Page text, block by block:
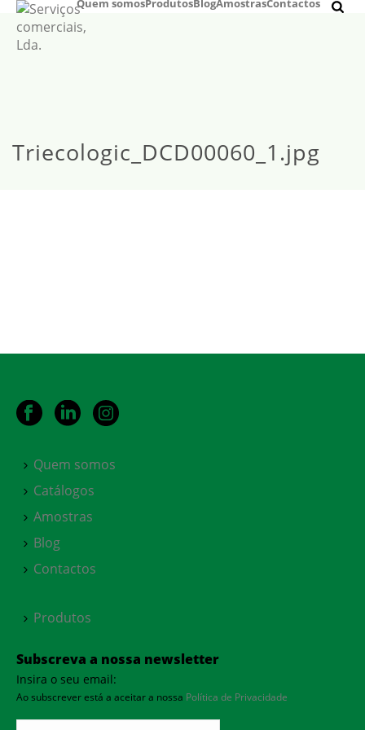
Quem somosProdutosBlogAmostrasContactos
Triecologic_DCD00060_1.jpg
Quem somos
Catálogos
Amostras
Blog
Contactos
Produtos
Subscreva a nossa newsletter
Insira o seu email:
Ao subscrever está a aceitar a nossa Política de Privacidade